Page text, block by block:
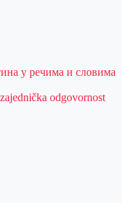
у речима и словима
odgovornost